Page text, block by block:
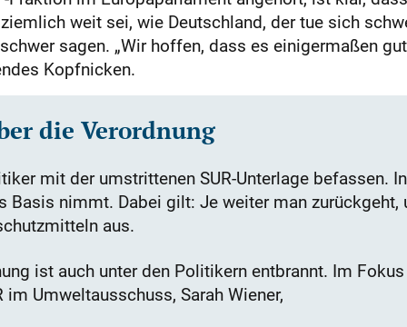
weit sei, wie Deutschland, der tue sich
sagen. „Wir hoffen, dass es einigermaßen
Kopfnicken.
die Verordnung
mit der umstrittenen SUR-Unterlage befassen.
Basis nimmt. Dabei gilt: Je weiter man
aus.
ist auch unter den Politikern entbrannt. Im
Umweltausschuss, Sarah Wiener,